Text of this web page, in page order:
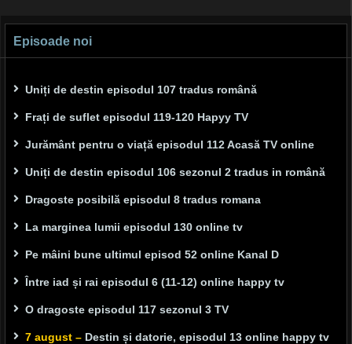
Episoade noi
Uniți de destin episodul 107 tradus română
Frați de suflet episodul 119-120 Hapyy TV
Jurământ pentru o viață episodul 112 Acasă TV online
Uniți de destin episodul 106 sezonul 2 tradus in română
Dragoste posibilă episodul 8 tradus romana
La marginea lumii episodul 130 online tv
Pe mâini bune ultimul episod 52 online Kanal D
Între iad și rai episodul 6 (11-12) online happy tv
O dragoste episodul 117 sezonul 3 TV
7 august – Destin și datorie, episodul 13 online happy tv